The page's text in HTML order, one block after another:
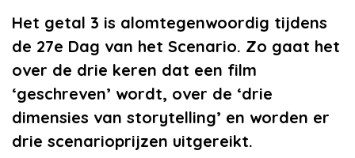
Het getal 3 is alomtegenwoordig tijdens
de 27e Dag van het Scenario. Zo gaat het
over de drie keren dat een film
‘geschreven’ wordt, over de ‘drie
dimensies van storytelling’ en worden er
drie scenarioprijzen uitgereikt.